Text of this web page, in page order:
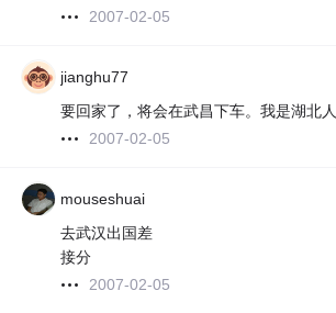
2007-02-05
jianghu77
要回家了，将会在武昌下车。我是湖北人
2007-02-05
mouseshuai
去武汉出国差
接分
2007-02-05